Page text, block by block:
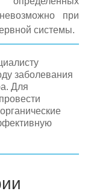
при
системы.
заболевания
Для